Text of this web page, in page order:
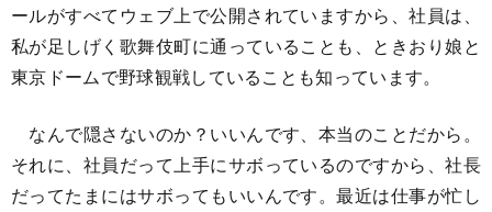
ールがすべてウェブ上で公開されていますから、社員は、
私が足しげく歌舞伎町に通っていることも、ときおり娘と
東京ドームで野球観戦していることも知っています。
なんで隠さないのか？いいんです、本当のことだから。
それに、社員だって上手にサボっているのですから、社長
だってたまにはサボってもいいんです。最近は仕事が忙し